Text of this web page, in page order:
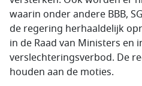
waarin onder andere BBB,
de regering herhaaldelijk
in de Raad van Ministers
verslechteringsverbod. De
houden aan de moties.